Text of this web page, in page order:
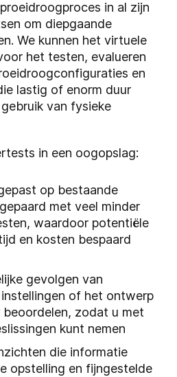
in al zijn
om diepgaande
We kunnen het virtuele
het testen, evalueren
en
lastig of enorm duur
van fysieke
in een oogopslag:
op bestaande
met veel minder
waardoor potentiële
en kosten bespaard
gevolgen van
of het ontwerp
zodat u met
kunt nemen
die informatie
opstelling en fijngestelde